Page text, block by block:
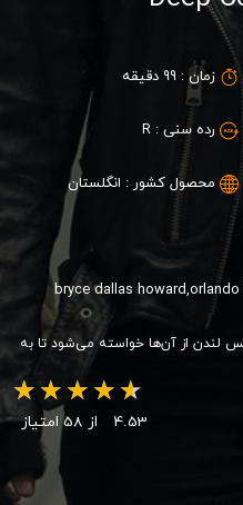
زمان : 99 دقیقه
رده سنی : R
محصول کشور : انگلستان
bryce dallas howard,
لندن از آن‌ها خواسته می‌شود تا به
4.53 از 58 امتیاز